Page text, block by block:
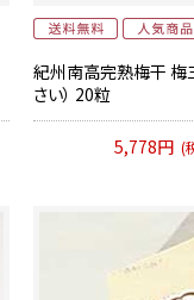
紀州南高完熟梅干 梅
さい） 20粒
5,778円 (